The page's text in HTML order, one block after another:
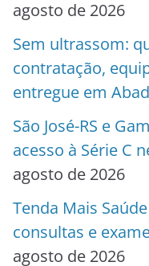
agosto de 2026
Sem ultrassom:
contratação,
entregue em
São José-RS e
acesso à Série C
agosto de 2026
Tenda Mais
consultas e
agosto de 2026